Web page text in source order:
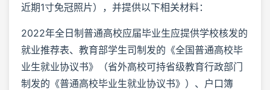
近期1寸免冠照片），并提供以下相关材料：
2022年全日制普通高校应届毕业生应提供学校核发的
就业推荐表、教育部学生司制发的《全国普通高校毕
业生就业协议书》（省外高校可持省级教育行政部门
制发的《普通高校毕业生就业协议书》）、户口簿